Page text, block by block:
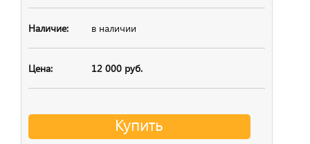
в наличии
12 000 руб.
Купить